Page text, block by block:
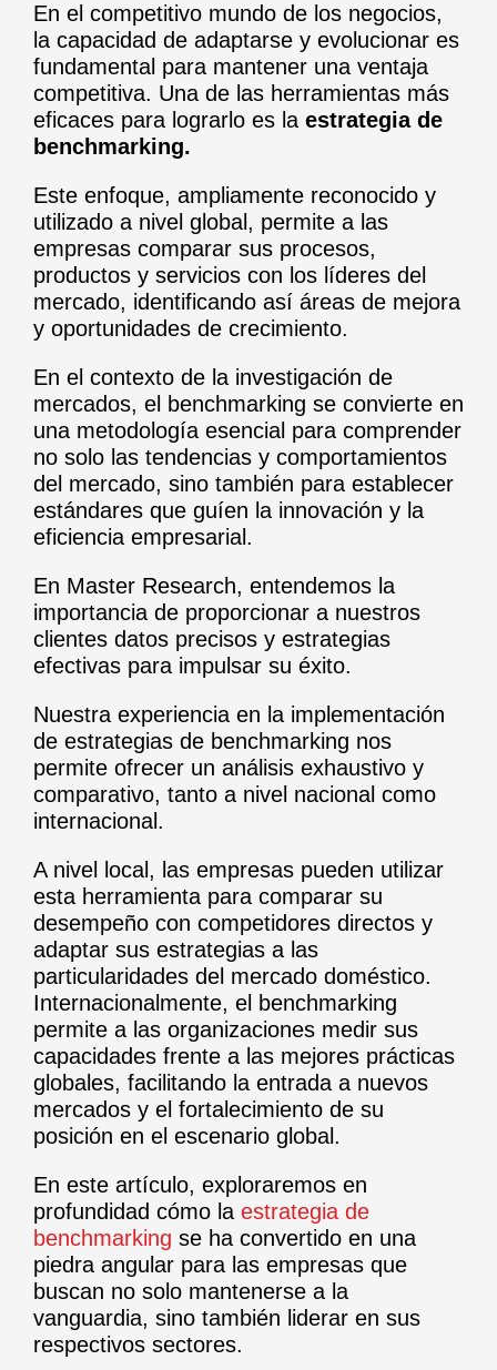
En el competitivo mundo de los negocios,
la capacidad de adaptarse y evolucionar es
fundamental para mantener una ventaja
competitiva. Una de las herramientas más
eficaces para lograrlo es la estrategia de
benchmarking.
Este enfoque, ampliamente reconocido y
utilizado a nivel global, permite a las
empresas comparar sus procesos,
productos y servicios con los líderes del
mercado, identificando así áreas de mejora
y oportunidades de crecimiento.
En el contexto de la investigación de
mercados, el benchmarking se convierte en
una metodología esencial para comprender
no solo las tendencias y comportamientos
del mercado, sino también para establecer
estándares que guíen la innovación y la
eficiencia empresarial.
En Master Research, entendemos la
importancia de proporcionar a nuestros
clientes datos precisos y estrategias
efectivas para impulsar su éxito.
Nuestra experiencia en la implementación
de estrategias de benchmarking nos
permite ofrecer un análisis exhaustivo y
comparativo, tanto a nivel nacional como
internacional.
A nivel local, las empresas pueden utilizar
esta herramienta para comparar su
desempeño con competidores directos y
adaptar sus estrategias a las
particularidades del mercado doméstico.
Internacionalmente, el benchmarking
permite a las organizaciones medir sus
capacidades frente a las mejores prácticas
globales, facilitando la entrada a nuevos
mercados y el fortalecimiento de su
posición en el escenario global.
En este artículo, exploraremos en
profundidad cómo la estrategia de
benchmarking se ha convertido en una
piedra angular para las empresas que
buscan no solo mantenerse a la
vanguardia, sino también liderar en sus
respectivos sectores.